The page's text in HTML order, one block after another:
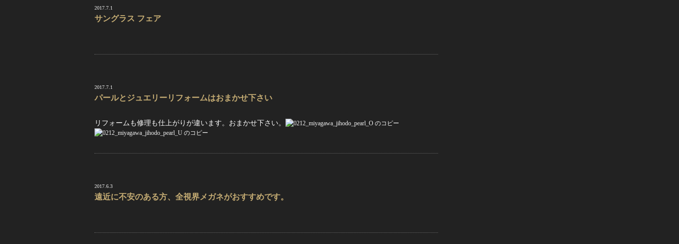
2017.7.1
サングラス フェア
2017.7.1
パールとジュエリーリフォームはおまかせ下さい
リフォームも修理も仕上がりが違います。おまかせ下さい。
2017.6.3
遠近に不安のある方、全視界メガネがおすすめです。